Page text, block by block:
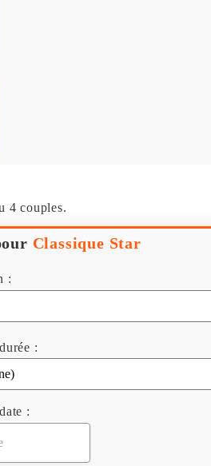
4 couples.
Classique Star
:
:
: